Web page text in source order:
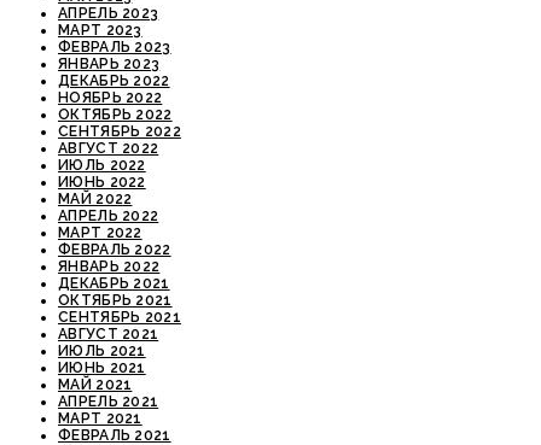
АПРЕЛЬ 2023
МАРТ 2023
ФЕВРАЛЬ 2023
ЯНВАРЬ 2023
ДЕКАБРЬ 2022
НОЯБРЬ 2022
ОКТЯБРЬ 2022
СЕНТЯБРЬ 2022
АВГУСТ 2022
ИЮЛЬ 2022
ИЮНЬ 2022
МАЙ 2022
АПРЕЛЬ 2022
МАРТ 2022
ФЕВРАЛЬ 2022
ЯНВАРЬ 2022
ДЕКАБРЬ 2021
ОКТЯБРЬ 2021
СЕНТЯБРЬ 2021
АВГУСТ 2021
ИЮЛЬ 2021
ИЮНЬ 2021
МАЙ 2021
АПРЕЛЬ 2021
МАРТ 2021
ФЕВРАЛЬ 2021